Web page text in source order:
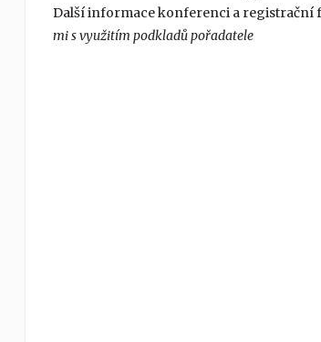
Další informace konferenci a registrační
mi s využitím podkladů pořadatele